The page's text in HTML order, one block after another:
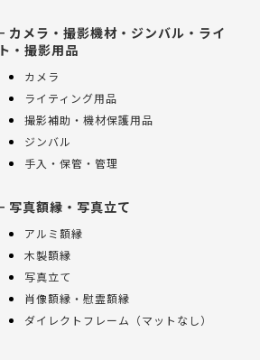
カメラ・撮影機材・ジンバル・ライ
ト・撮影用品
カメラ
ライティング用品
撮影補助・機材保護用品
ジンバル
手入・保管・管理
写真額縁・写真立て
アルミ額縁
木製額縁
写真立て
肖像額縁・慰霊額縁
ダイレクトフレーム（マットなし）